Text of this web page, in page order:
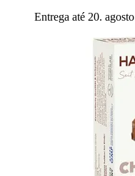
Entrega até 20. agosto